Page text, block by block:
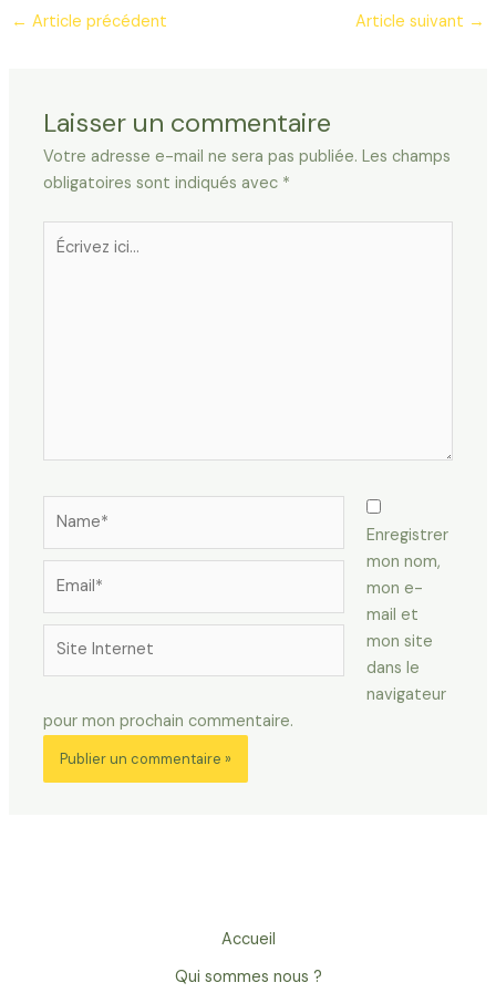
← Article précédent Article suivant →
Laisser un commentaire
Votre adresse e-mail ne sera pas publiée. Les champs
obligatoires sont indiqués avec *
Écrivez
ici…
Enregistrer
mon nom,
mon e-
mail et
mon site
dans le
navigateur
pour mon prochain commentaire.
Accueil
Qui sommes nous ?